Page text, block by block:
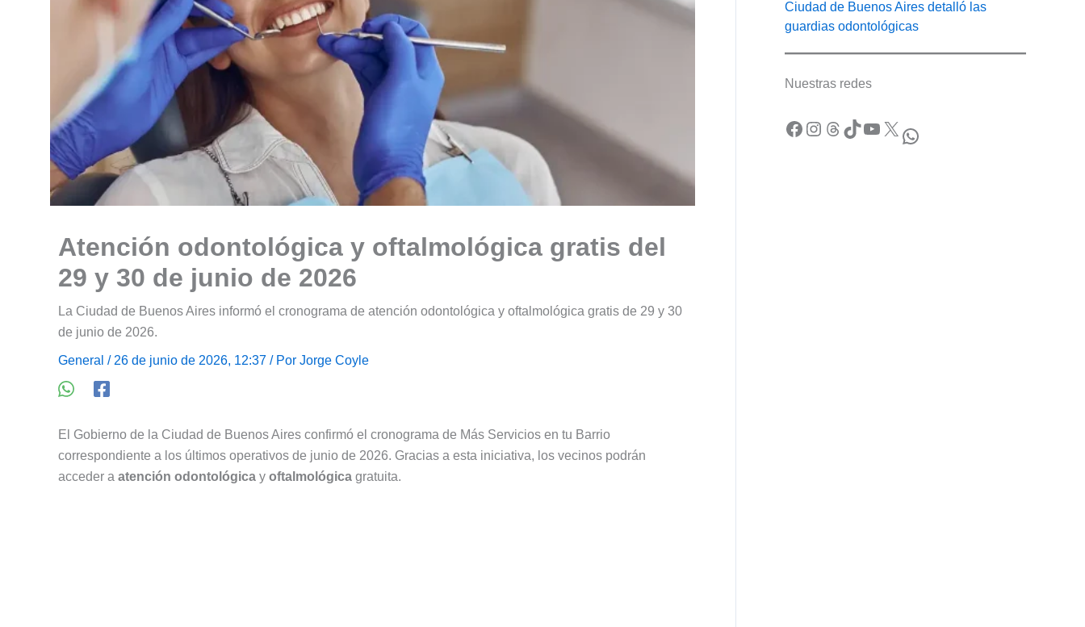
Atención odontológica y oftalmológica gratis del
29 y 30 de junio de 2026
La Ciudad de Buenos Aires informó el cronograma de atención odontológica y oftalmológica gratis de 29 y 30
de junio de 2026.
General / 26 de junio de 2026, 12:37 / Por Jorge Coyle
El Gobierno de la Ciudad de Buenos Aires confirmó el cronograma de Más Servicios en tu Barrio
correspondiente a los últimos operativos de junio de 2026. Gracias a esta iniciativa, los vecinos podrán
acceder a atención odontológica y oftalmológica gratuita.
Ciudad de Buenos Aires detalló las
guardias odontológicas
Nuestras redes
Facebook Instagram Threads TikTok YouTube X WhatsApp